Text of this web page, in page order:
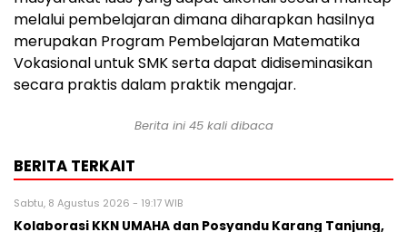
melalui pembelajaran dimana diharapkan hasilnya
merupakan Program Pembelajaran Matematika
Vokasional untuk SMK serta dapat didiseminasikan
secara praktis dalam praktik mengajar.
Berita ini 45kali dibaca
BERITA TERKAIT
Sabtu, 8 Agustus 2026 - 19:17 WIB
Kolaborasi KKN UMAHA dan Posyandu Karang Tanjung,